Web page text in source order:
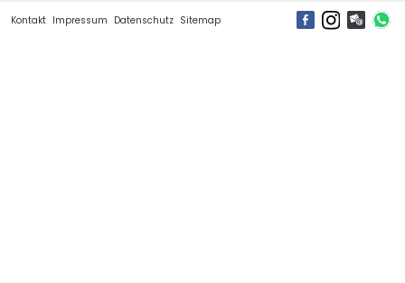
Kontakt Impressum Datenschutz Sitemap